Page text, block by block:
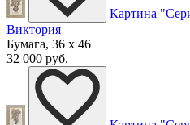
Картина
Виктория
Бумага, 36 x 46
32 000 руб.